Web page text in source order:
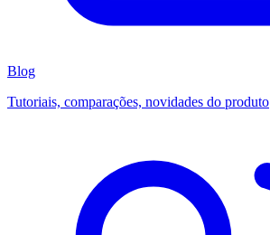
Blog
Tutoriais, comparações, novidades do produto